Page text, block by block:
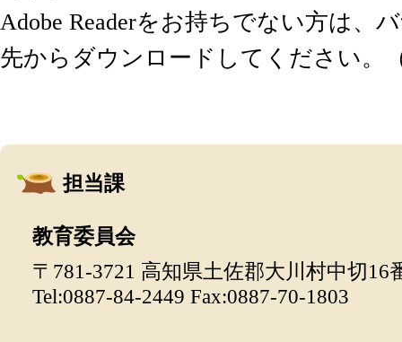
Adobe Readerをお持ちでない方は、
先からダウンロードしてください。
担当課
教育委員会
〒781-3721 高知県土佐郡大川村中切16
Tel:0887-84-2449 Fax:0887-70-1803